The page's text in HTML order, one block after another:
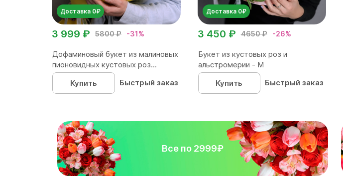
Доставка 0₽
5800 ₽ -31%
3 999 ₽
Дофаминовый букет из малиновых
пионовидных кустовых роз...
Купить
Быстрый заказ
Доставка 0₽
4650 ₽ -26%
3 450 ₽
Букет из кустовых роз и
альстромерии - М
Купить
Быстрый заказ
Все по 2999₽